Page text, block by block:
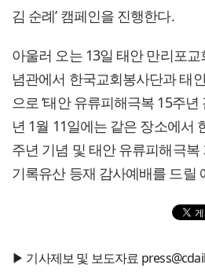
김 순례’ 캠페인을 진행한다.
아울러 오는 13일 태안 만리포
념관에서 한국교회봉사단과 태
으로 ‘태안 유류피해극복 15주년
년 1월 11일에는 같은 장소에서
주년 기념 및 태안 유류피해극
기록유산 등재 감사예배를 드릴
▶ 기사제보 및 보도자료